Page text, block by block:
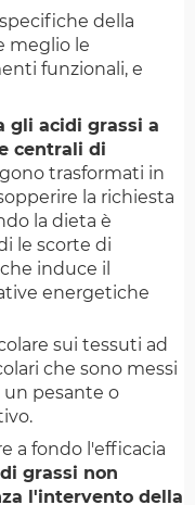
della
meglio le
funzionali, e
gli acidi grassi a
centrali di
trasformati in
la richiesta
la dieta è
le scorte di
induce il
energetiche
sui tessuti ad
che sono messi
un pesante o
a fondo l'efficacia
grassi non
l'intervento della